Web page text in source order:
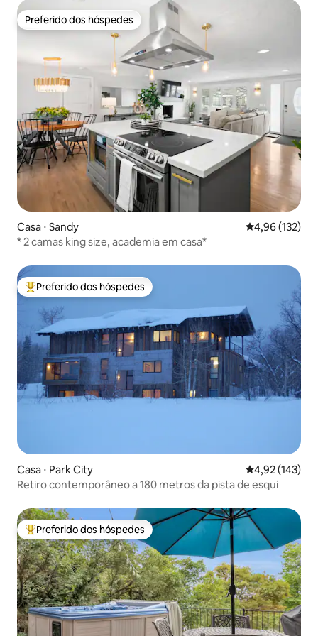
Preferido dos hóspedes
Preferido dos hóspedes
Casa ⋅ Sandy 4,96 de uma
4,96 (132)
* 2 camas king size, academia em casa*
Entre os melhores preferidos dos hóspedes
Preferido dos hóspedes
Casa ⋅ Park City 4,92 de uma
4,92 (143)
Retiro contemporâneo a 180 metros da pista de esqui
Entre os melhores preferidos dos hóspedes
Preferido dos hóspedes